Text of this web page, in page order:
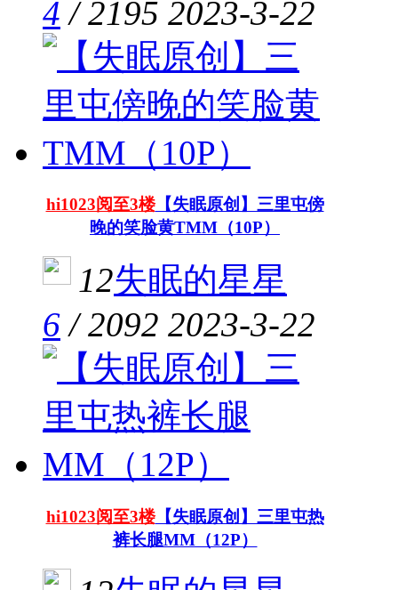
4 /2195 2023-3-22
hi1023阅至3楼【失眠原创】三里屯傍
晚的笑脸黄TMM（10P）
12失眠的星星
6 /2092 2023-3-22
hi1023阅至3楼【失眠原创】三里屯热
裤长腿MM（12P）